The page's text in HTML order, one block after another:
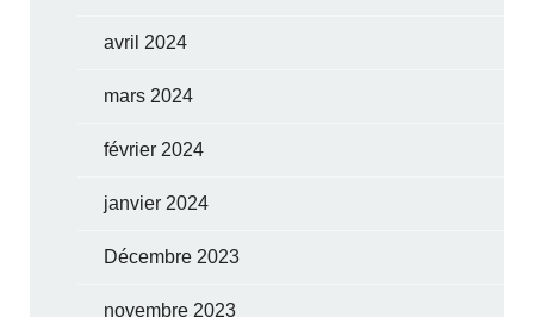
avril 2024
mars 2024
février 2024
janvier 2024
Décembre 2023
novembre 2023